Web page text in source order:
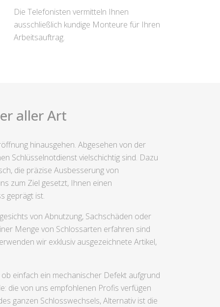
Die Telefonisten vermitteln Ihnen
ausschließlich kundige Monteure für Ihren
Arbeitsauftrag.
aller Art
hinausgehen. Abgesehen von der
Schlüsselnotdienst vielschichtig sind. Dazu
die präzise Ausbesserung von
zum Ziel gesetzt, Ihnen einen
geprägt ist.
von Abnutzung, Sachschäden oder
Menge von Schlossarten erfahren sind
wir exklusiv ausgezeichnete Artikel,
einfach ein mechanischer Defekt aufgrund
die von uns empfohlenen Profis verfügen
ganzen Schlosswechsels, Alternativ ist die